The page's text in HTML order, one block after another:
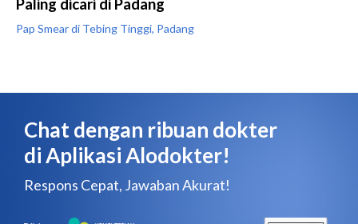
Paling dicari di Padang
Pap Smear di Tebing Tinggi, Padang